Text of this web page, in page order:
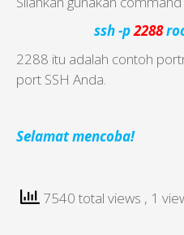
ssh -p2288
2288 itu adalah contoh
port SSH Anda.
Selamat mencoba!
7540 total views , 1